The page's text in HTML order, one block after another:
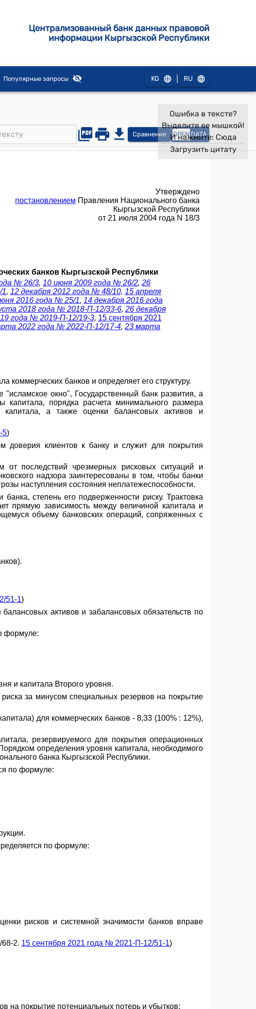
Централизованный банк данных правовой
информации Кыргызской Республики
Популярные запросы KG RU
Сравнение OPEN DATA
Ошибка в тексте?
Выделите ее мышкой!
И нажмите: Сюда
Загрузить цитату